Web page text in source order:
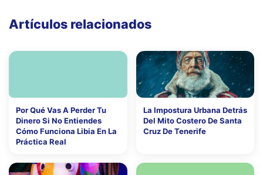
Artículos relacionados
Por Qué Vas A Perder Tu
Dinero Si No Entiendes
Cómo Funciona Libia En La
Práctica Real
La Impostura Urbana Detrás
Del Mito Costero De Santa
Cruz De Tenerife